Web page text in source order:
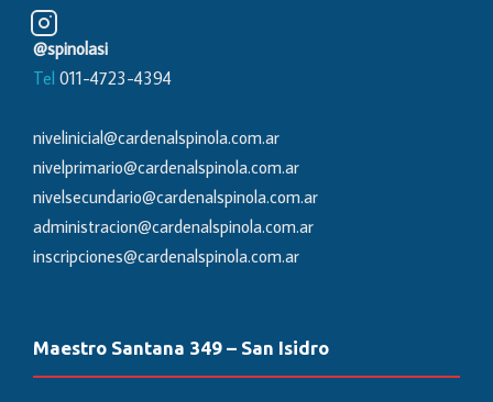
@spinolasi
Tel 011-4723-4394
nivelinicial@cardenalspinola.com.ar
nivelprimario@cardenalspinola.com.ar
nivelsecundario@cardenalspinola.com.ar
administracion@cardenalspinola.com.ar
inscripciones@cardenalspinola.com.ar
Maestro Santana 349 – San Isidro